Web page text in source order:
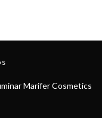
Marifer Cosmetics